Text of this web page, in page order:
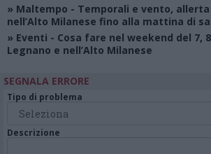
» Maltempo - Temporali e vento,
nell’Alto Milanese fino alla mattina di
» Eventi - Cosa fare nel weekend del 7,
Legnano e nell’Alto Milanese
SEGNALA ERRORE
Tipo di problema
Descrizione